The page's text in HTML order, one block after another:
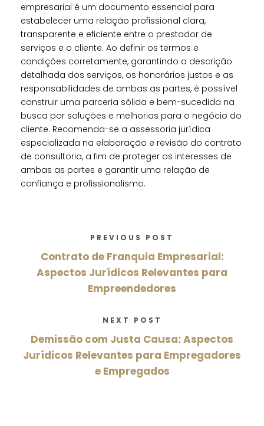
empresarial é um documento essencial para
estabelecer uma relação profissional clara,
transparente e eficiente entre o prestador de
serviços e o cliente. Ao definir os termos e
condições corretamente, garantindo a descrição
detalhada dos serviços, os honorários justos e as
responsabilidades de ambas as partes, é possível
construir uma parceria sólida e bem-sucedida na
busca por soluções e melhorias para o negócio do
cliente. Recomenda-se a assessoria jurídica
especializada na elaboração e revisão do contrato
de consultoria, a fim de proteger os interesses de
ambas as partes e garantir uma relação de
confiança e profissionalismo.
PREVIOUS POST
Contrato de Franquia Empresarial:
Aspectos Jurídicos Relevantes para
Empreendedores
NEXT POST
Demissão com Justa Causa: Aspectos
Jurídicos Relevantes para Empregadores
e Empregados